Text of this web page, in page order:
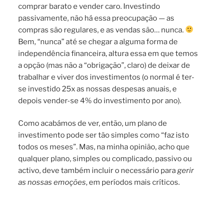
comprar barato e vender caro. Investindo
passivamente, não há essa preocupação — as
compras são regulares, e as vendas são… nunca.
Bem, “nunca” até se chegar a alguma forma de
independência financeira, altura essa em que temos
a opção (mas não a “obrigação”, claro) de deixar de
trabalhar e viver dos investimentos (o normal é ter-
se investido 25x as nossas despesas anuais, e
depois vender-se 4% do investimento por ano).
Como acabámos de ver, então, um plano de
investimento pode ser tão simples como “faz isto
todos os meses”. Mas, na minha opinião, acho que
qualquer plano, simples ou complicado, passivo ou
activo, deve também incluir o necessário paragerir
as nossas emoções, em períodos mais críticos.